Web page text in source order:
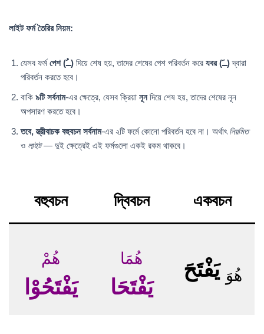
লাইট ফর্ম তৈরির নিয়ম:
যেসব ফর্ম পেশ (ــُ)দিয়ে শেষ হয়, তাদের শেষের পেশ পরিবর্তন করে যবর (ــَ)দ্বারা
পরিবর্তন করতে হবে।
বাকি ৯টি সর্বনাম-এর ক্ষেত্রে, যেসব ক্রিয়া নূনদিয়ে শেষ হয়, তাদের শেষের নূন
অপসারণ করতে হবে।
তবে, স্ত্রীবাচক বহুবচন সর্বনাম-এর ২টি ফর্মে কোনো পরিবর্তন হবে না। অর্থাৎ নিয়মিত
ও লাইট— দুই ক্ষেত্রেই এই ফর্মগুলো একই রকম থাকবে।
বহুবচন দ্বিবচন একবচন
هُمْ
يَفْتَحُوْا
هُمَا
يَفْتَحَا هُوَ يَفْتَحَ